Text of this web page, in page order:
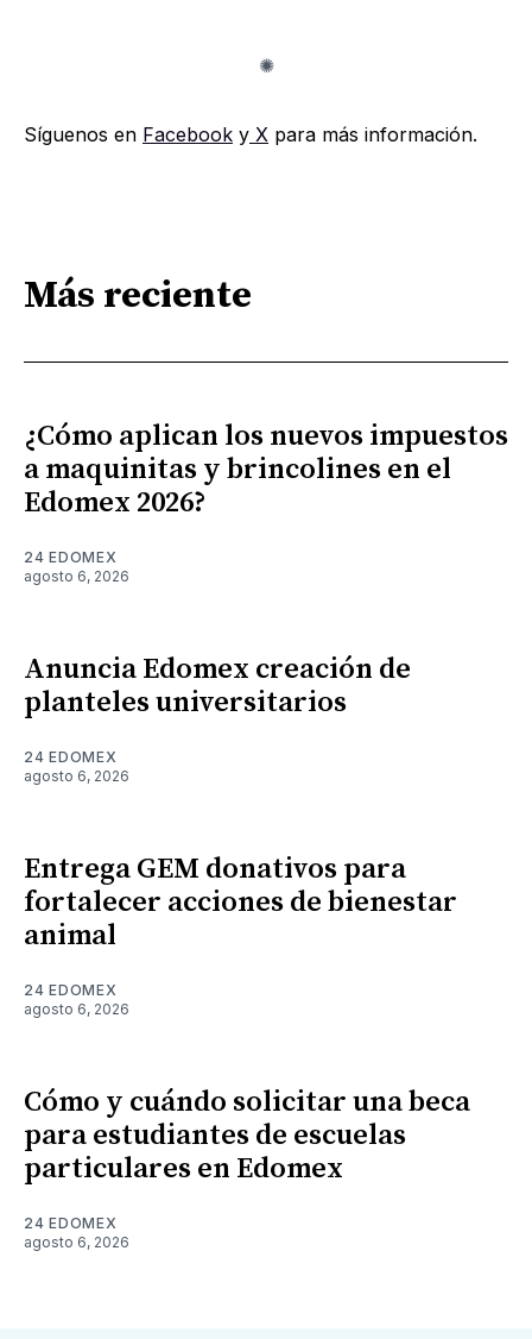
Síguenos en Facebook y X para más información.
Más reciente
¿Cómo aplican los nuevos impuestos
a maquinitas y brincolines en el
Edomex 2026?
24 EDOMEX
agosto 6, 2026
Anuncia Edomex creación de
planteles universitarios
24 EDOMEX
agosto 6, 2026
Entrega GEM donativos para
fortalecer acciones de bienestar
animal
24 EDOMEX
agosto 6, 2026
Cómo y cuándo solicitar una beca
para estudiantes de escuelas
particulares en Edomex
24 EDOMEX
agosto 6, 2026